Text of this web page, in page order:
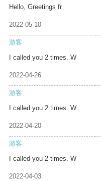
Hello, Greetings fr
2022-05-10
游客
I called you 2 times. W
2022-04-26
游客
I called you 2 times. W
2022-04-20
游客
I called you 2 times. W
2022-04-03